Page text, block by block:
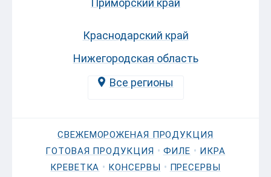
Приморский край
Краснодарский край
Нижегородская область
Все регионы
СВЕЖЕМОРОЖЕНАЯ ПРОДУКЦИЯ
ГОТОВАЯ ПРОДУКЦИЯ • ФИЛЕ • ИКРА
КРЕВЕТКА • КОНСЕРВЫ • ПРЕСЕРВЫ